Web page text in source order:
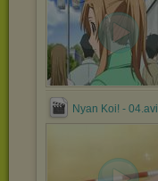
Nyan Koi! - 04.avi